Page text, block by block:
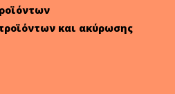
και ακύρωσης